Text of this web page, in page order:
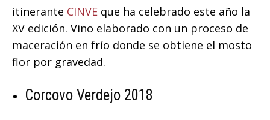
itinerante CINVE que ha celebrado este año la
XV edición. Vino elaborado con un proceso de
maceración en frío donde se obtiene el mosto
flor por gravedad.
Corcovo Verdejo 2018